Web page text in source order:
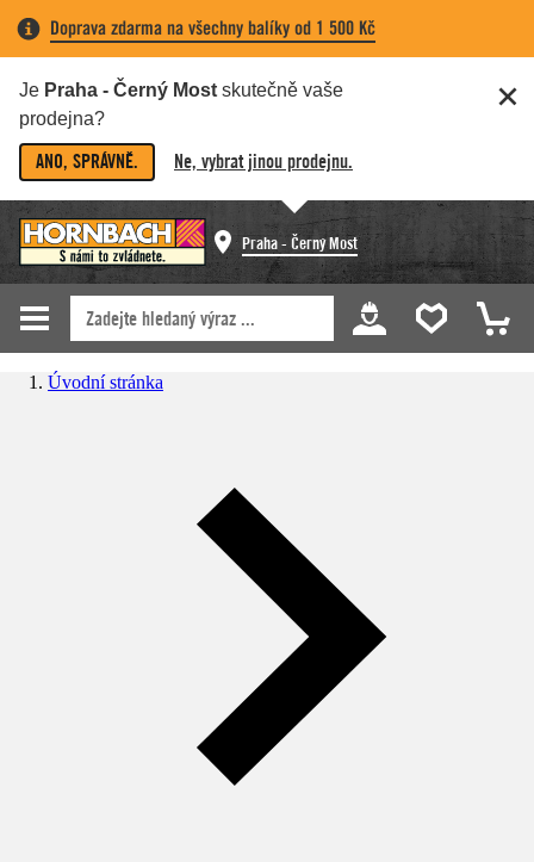
Doprava zdarma na všechny balíky od 1 500 Kč
Je Praha - Černý Most skutečně vaše
prodejna?
ANO, SPRÁVNĚ. Ne, vybrat jinou prodejnu.
Praha - Černý Most
Úvodní stránka